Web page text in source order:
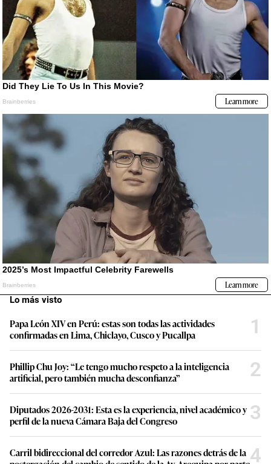
Lo más visto
Papa León XIV en Perú: estas son todas las actividades
confirmadas en Lima, Chiclayo, Cusco y Pucallpa
1
Phillip Chu Joy: “Le tengo mucho respeto a la inteligencia
artificial, pero también mucha desconfianza”
2
Diputados 2026-2031: Esta es la experiencia, nivel académico y
perfil de la nueva Cámara Baja del Congreso
3
Carril bidireccional del corredor Azul: Las razones detrás de la 4